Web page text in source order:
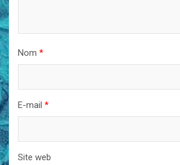
Nom *
E-mail *
Site web